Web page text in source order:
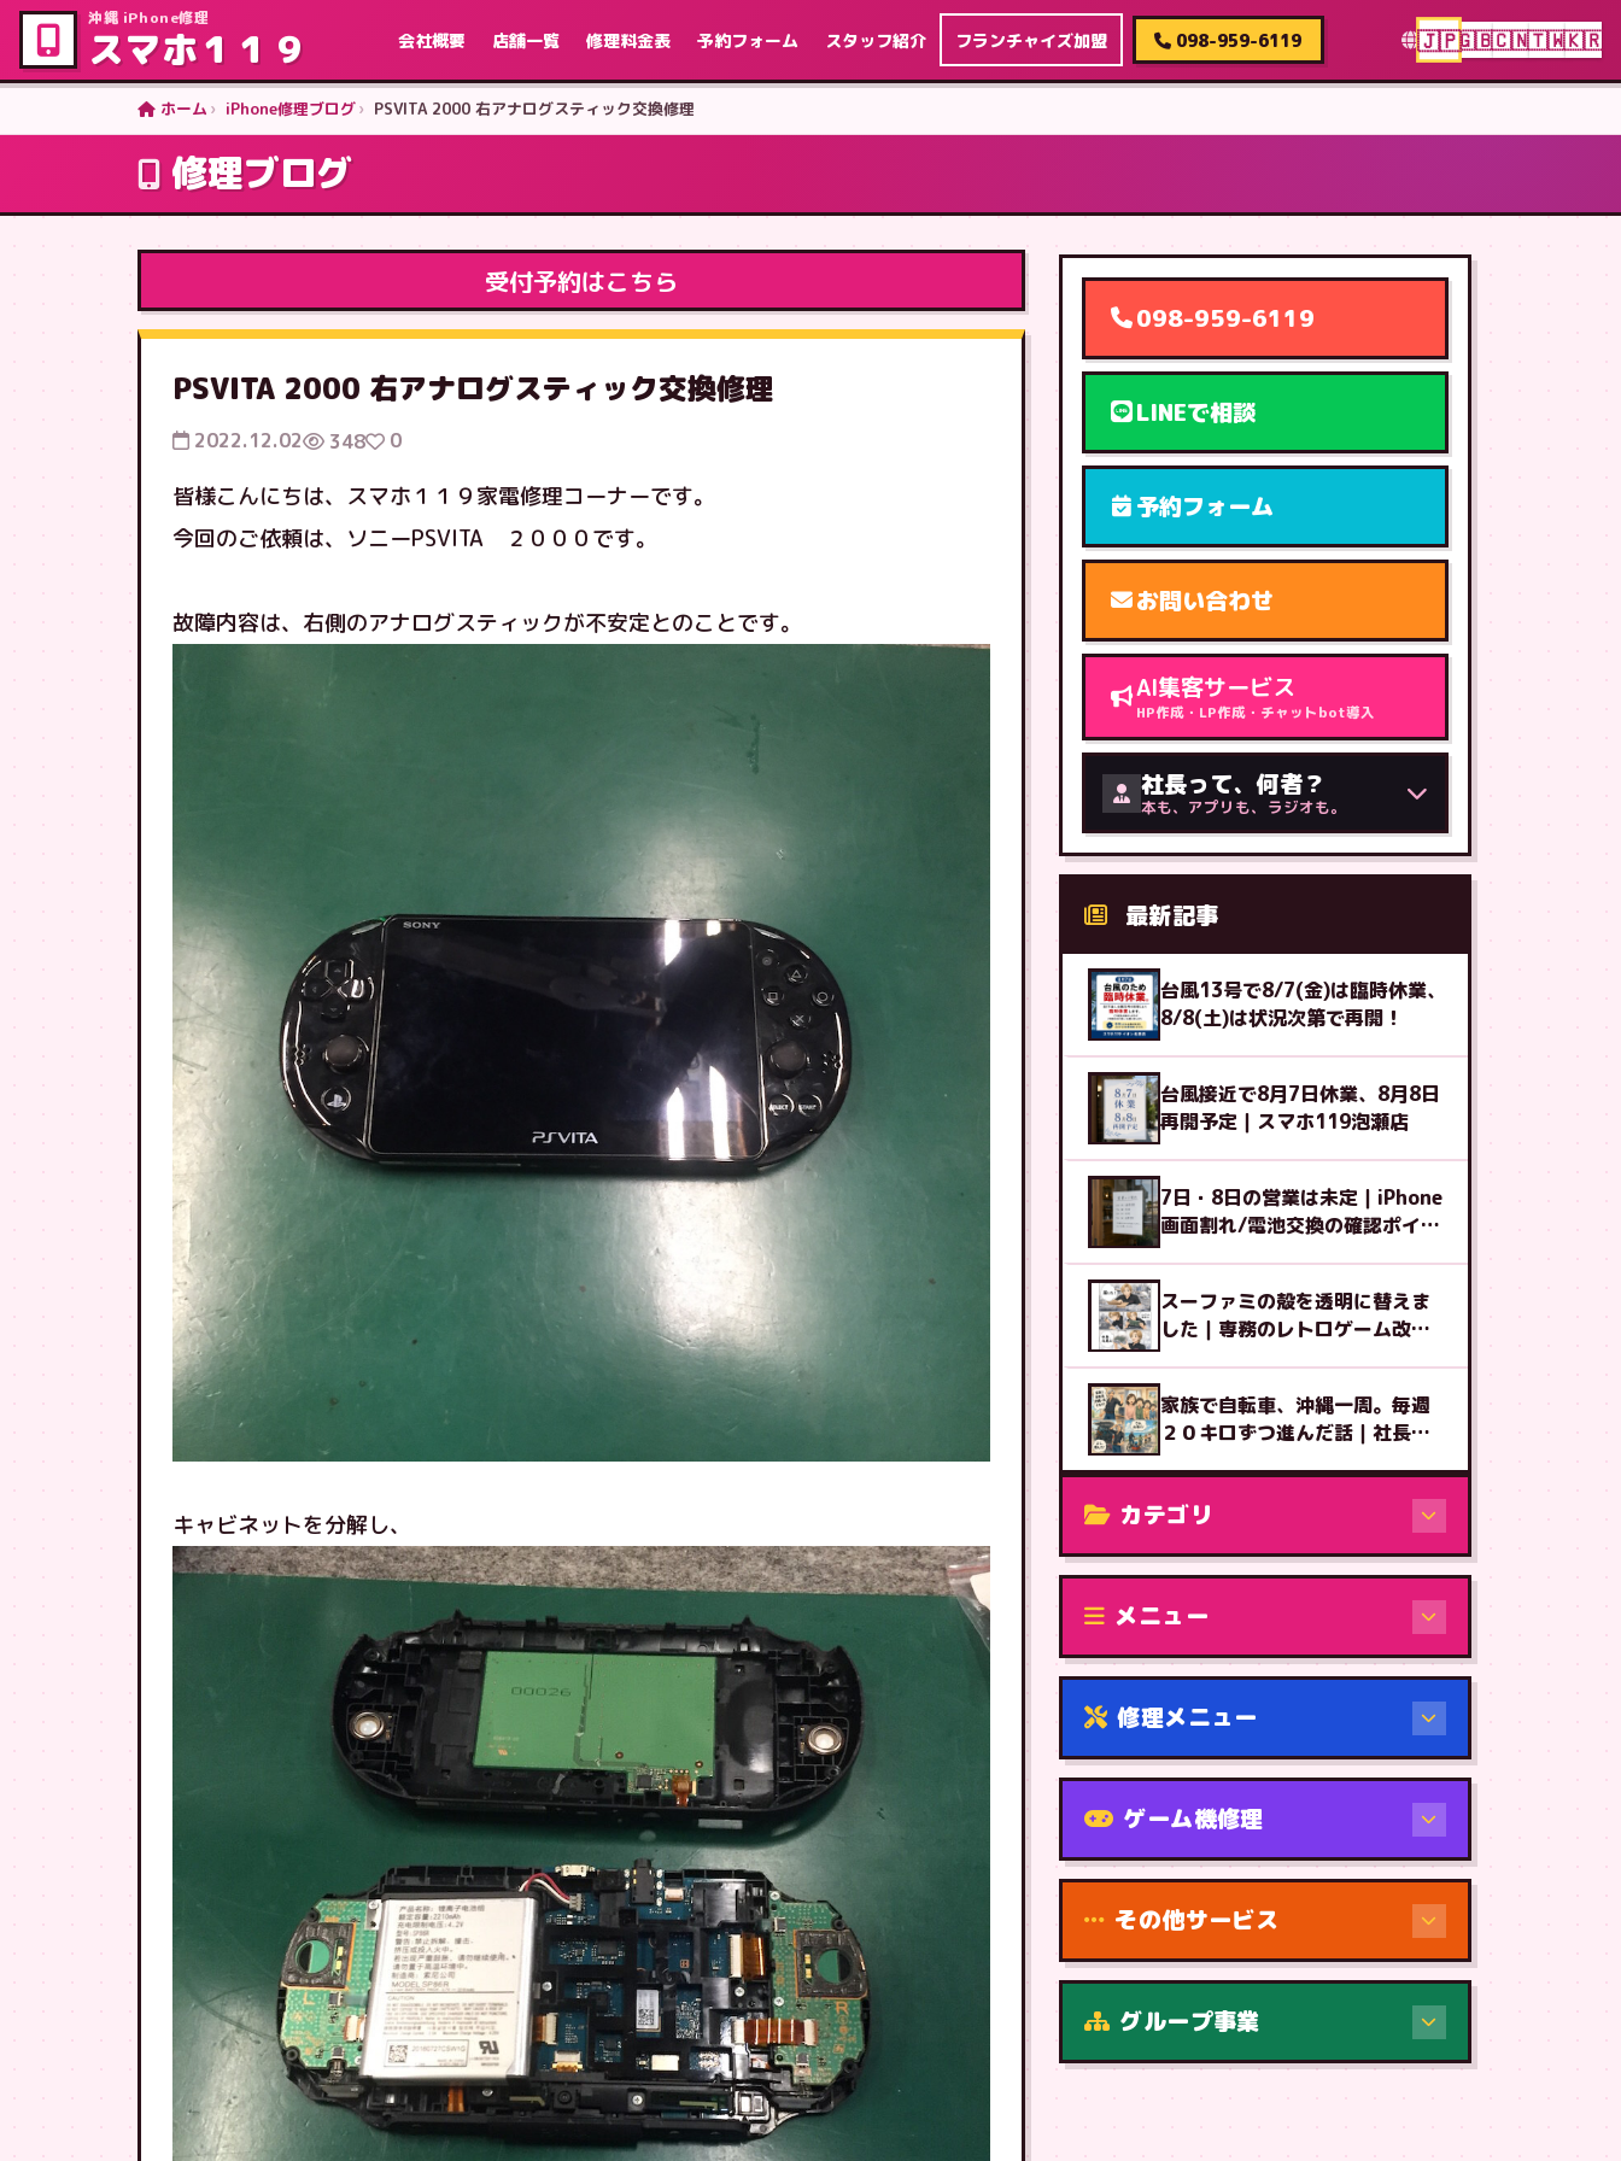
沖縄 iPhone修理
スマホ１１９ 会社概要 店舗一覧 修理料金表 予約フォーム スタッフ紹介 フランチャイズ加盟 098-959-6119 🇯🇵🇬🇧🇨🇳🇹🇼🇰🇷
ホーム iPhone修理ブログ PSVITA 2000 右アナログスティック交換修理
修理ブログ
受付予約はこちら
PSVITA 2000 右アナログスティック交換修理
2022.12.02 348 0
皆様こんにちは、スマホ１１９家電修理コーナーです。
今回のご依頼は、ソニーPSVITA ２０００です。
故障内容は、右側のアナログスティックが不安定とのことです。
キャビネットを分解し、
098-959-6119
LINEで相談
予約フォーム
お問い合わせ
AI集客サービス
HP作成・LP作成・チャットbot導入
社長って、何者？
本も、アプリも、ラジオも。
最新記事
台風13号で8/7(金)は臨時休業、
8/8(土)は状況次第で再開！
台風接近で8月7日休業、8月8日
再開予定｜スマホ119泡瀬店
7日・8日の営業は未定｜iPhone
画面割れ/電池交換の確認ポイン
スーファミの殻を透明に替えま
した｜専務のレトロゲーム改造
家族で自転車、沖縄一周。毎週
２０キロずつ進んだ話｜社長ブ
カテゴリ
修理（機種から）
メニュー
修理メニュー
機種から
ゲーム機修理
その他サービス
グループ事業